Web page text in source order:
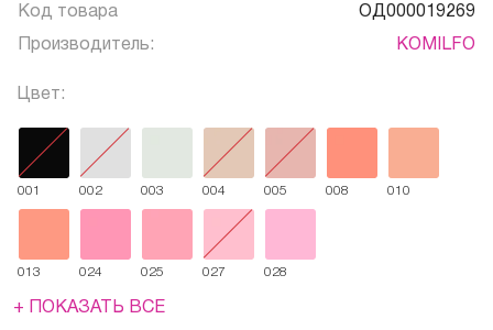
Код товара ОД000019269
Производитель: KOMILFO
Цвет:
001 002 003 004 005 008 010
013 024 025 027 028
+ ПОКАЗАТЬ ВСЕ